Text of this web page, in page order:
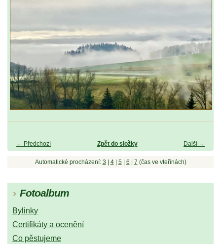
← Předchozí Další →
Zpět do složky
Automatické procházení: 3 4| 5| 6 7 (čas ve vteřinách)
Fotoalbum
Bylinky
Certifikáty a ocenění
Co pěstujeme